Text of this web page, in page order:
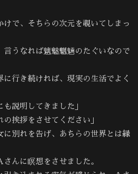
けで、そちらの次元を覗いてしまっ
言うなれば魑魅魍魎のたぐいなので
に行き続ければ、現実の生活でよく
説明してきました」
の挨拶をさせてください」
に別れを告げ、あちらの世界とは縁
んに瞑想をさせました。